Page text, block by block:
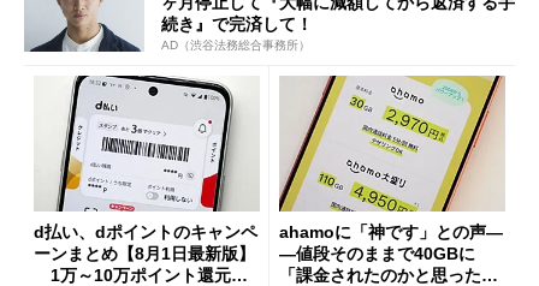
続き』で完済して！
AD（渋谷法務総合事務所）
d払い、dポイントのキャンペ
ーンまとめ【8月1日最新版】
1万～10万ポイント還元の
ahamoに「神です」との声―
―値段そのままで40GBに
「課金されたのかと思った」